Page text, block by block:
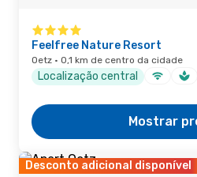
Feelfree Nature Resort
Oetz · 0,1 km de centro da cidade
Localização central
Mostrar
Desconto adicional disponível